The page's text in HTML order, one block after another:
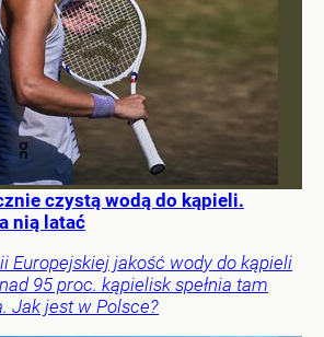
czystą wodą do kąpieli.
nią latać
Europejskiej jakość wody do kąpieli
95 proc. kąpielisk spełnia tam
Jak jest w Polsce?